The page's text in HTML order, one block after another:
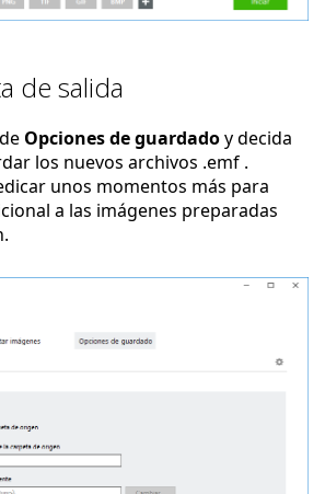
de salida
Opciones de guardadoy decida
los nuevos archivos .emf .
unos momentos más para
a las imágenes preparadas